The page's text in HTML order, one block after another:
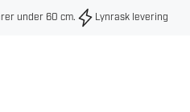
under 60 cm. Lynrask levering